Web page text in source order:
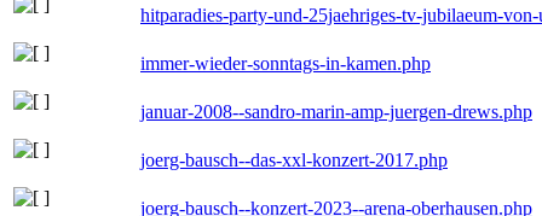
hitparadies-party-und-25jaehriges-tv-jubilaeum-
immer-wieder-sonntags-in-kamen.php
januar-2008--sandro-marin-amp-juergen-drews.php
joerg-bausch--das-xxl-konzert-2017.php
joerg-bausch--konzert-2023--arena-oberhausen.php